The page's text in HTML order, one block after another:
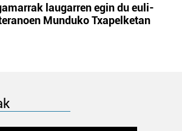
laugarren egin du euli-
Munduko Txapelketan